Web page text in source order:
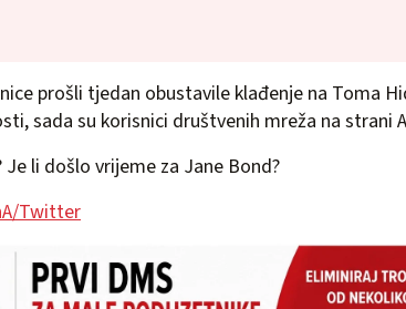
prošli tjedan obustavile klađenje na Toma
sada su korisnici društvenih mreža na strani
Je li došlo vrijeme za Jane Bond?
Twitter